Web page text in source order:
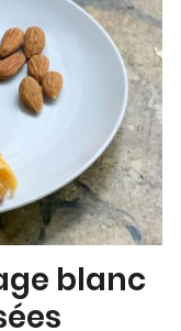
blanc